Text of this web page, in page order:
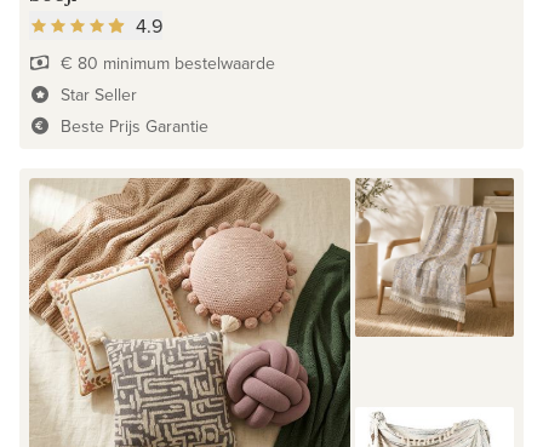
4.9
€ 80 minimum bestelwaarde
Star Seller
Beste Prijs Garantie